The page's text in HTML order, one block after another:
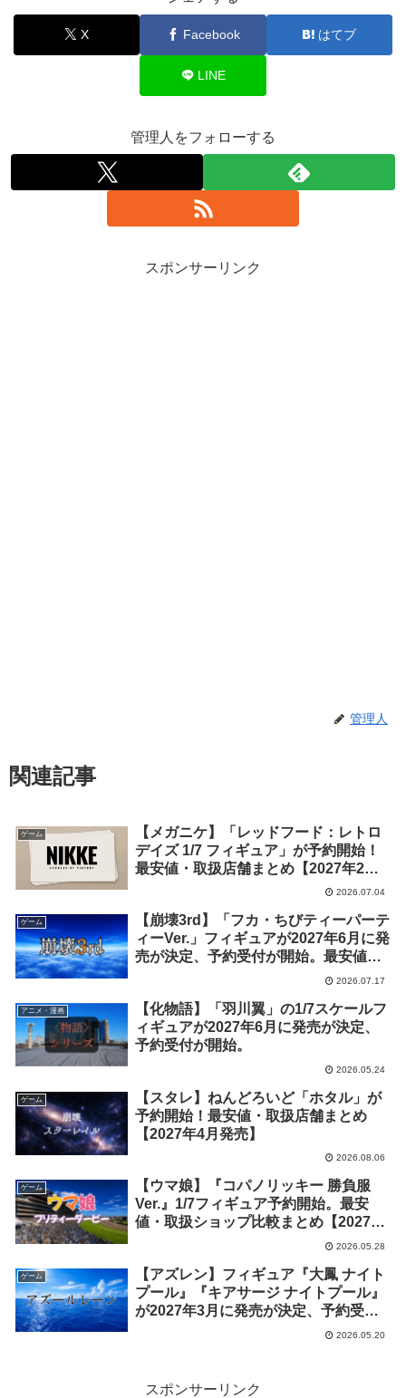
X Facebook はてブ
LINE
管理人をフォローする
スポンサーリンク
管理人
関連記事
ゲーム
【メガニケ】「レッドフード：レトロ
デイズ 1/7 フィギュア」が予約開始！
最安値・取扱店舗まとめ【2027年2月
2026.07.04
ゲーム
【崩壊3rd】「フカ・ちびティーパーテ
ィーVer.」フィギュアが2027年6月に発
売が決定、予約受付が開始。最安値・
2026.07.17
アニメ・漫画
【化物語】「羽川翼」の1/7スケールフ
ィギュアが2027年6月に発売が決定、
予約受付が開始。
2026.05.24
ゲーム
【スタレ】ねんどろいど「ホタル」が
予約開始！最安値・取扱店舗まとめ
【2027年4月発売】
2026.08.06
ゲーム
【ウマ娘】『コパノリッキー 勝負服
Ver.』1/7フィギュア予約開始。最安
値・取扱ショップ比較まとめ【2027年
2026.05.28
ゲーム
【アズレン】フィギュア『大鳳 ナイト
プール』『キアサージ ナイトプール』
が2027年3月に発売が決定、予約受付
中。最安値や取扱ショップまとめ2026.05.20
スポンサーリンク